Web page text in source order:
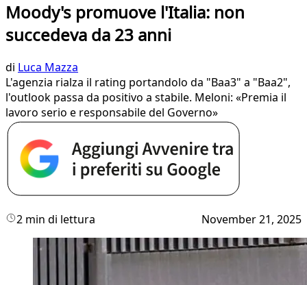
Moody's promuove l'Italia: non
succedeva da 23 anni
di Luca Mazza
L'agenzia rialza il rating portandolo da "Baa3" a "Baa2",
l'outlook passa da positivo a stabile. Meloni: «Premia il
lavoro serio e responsabile del Governo»
2 min di lettura November 21, 2025